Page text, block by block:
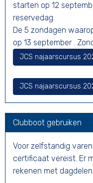
starten op 12
reservedag.
De 5 zondagen
op 13 september .
JCS najaarscursus
JCS najaarscursus
Clubboot gebruiken
Voor zelfstandig
certificaat vereist. Er
rekenen met dagdelen: